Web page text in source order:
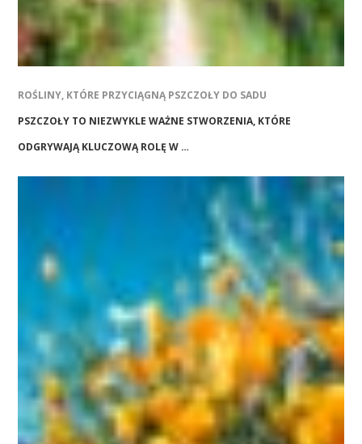
ROŚLINY, KTÓRE PRZYCIĄGNĄ PSZCZOŁY DO SADU
PSZCZOŁY TO NIEZWYKLE WAŻNE STWORZENIA, KTÓRE
ODGRYWAJĄ KLUCZOWĄ ROLĘ W …